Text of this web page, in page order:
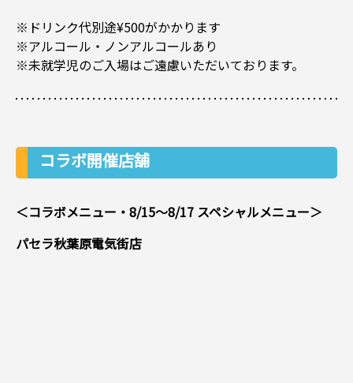
※ドリンク代別途¥500がかかります
※アルコール・ノンアルコールあり
※未就学児のご入場はご遠慮いただいております。
コラボ開催店舗
＜コラボメニュー・8/15～8/17 スペシャルメニュー＞
パセラ秋葉原電気街店